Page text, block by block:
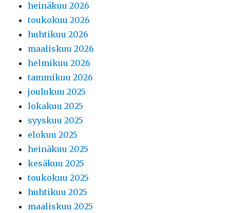
heinäkuu 2026
toukokuu 2026
huhtikuu 2026
maaliskuu 2026
helmikuu 2026
tammikuu 2026
joulukuu 2025
lokakuu 2025
syyskuu 2025
elokuu 2025
heinäkuu 2025
kesäkuu 2025
toukokuu 2025
huhtikuu 2025
maaliskuu 2025